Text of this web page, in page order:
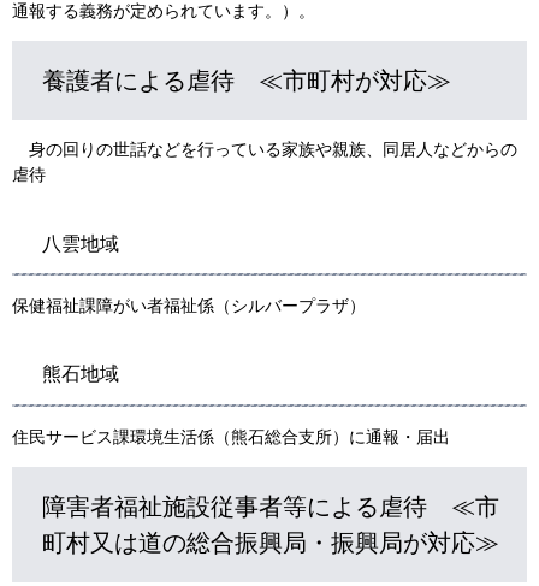
通報する義務が定められています。）。
養護者による虐待 ≪市町村が対応≫
身の回りの世話などを行っている家族や親族、同居人などからの
虐待
八雲地域
保健福祉課障がい者福祉係（シルバープラザ）
熊石地域
住民サービス課環境生活係（熊石総合支所）に通報・届出
障害者福祉施設従事者等による虐待 ≪市
町村又は道の総合振興局・振興局が対応≫